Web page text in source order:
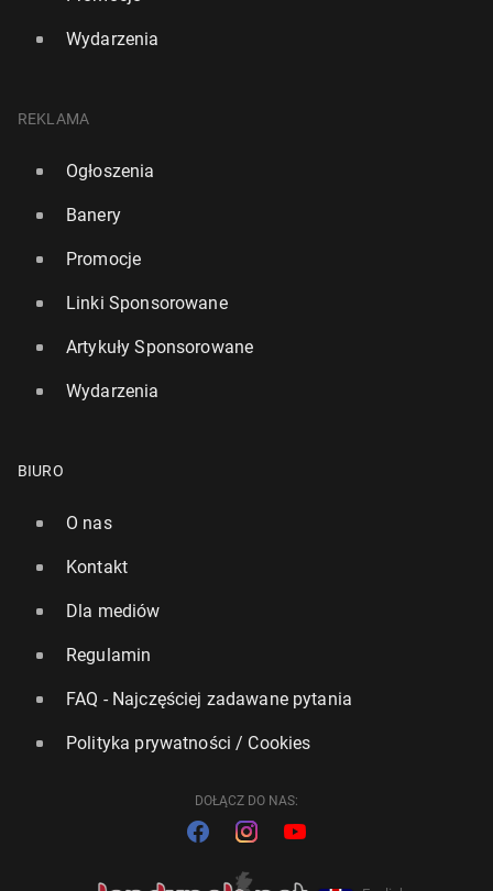
Wydarzenia
REKLAMA
Ogłoszenia
Banery
Promocje
Linki Sponsorowane
Artykuły Sponsorowane
Wydarzenia
BIURO
O nas
Kontakt
Dla mediów
Regulamin
FAQ - Najczęściej zadawane pytania
Polityka prywatności / Cookies
DOŁĄCZ DO NAS: